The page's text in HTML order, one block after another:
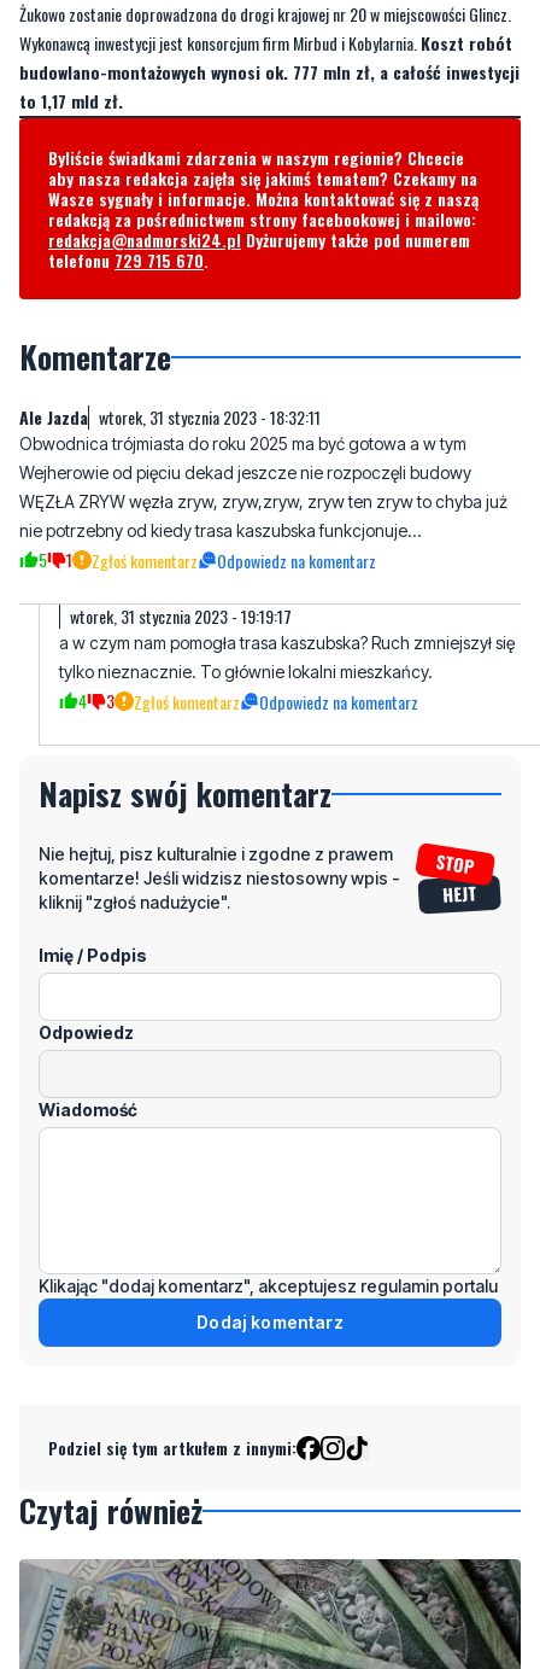
Żukowo zostanie doprowadzona do drogi krajowej nr 20 w miejscowości Glincz.
Wykonawcą inwestycji jest konsorcjum firm Mirbud i Kobylarnia.Koszt robót
budowlano-montażowych wynosi ok. 777 mln zł, a całość inwestycji
to 1,17 mld zł.
Byliście świadkami zdarzenia w naszym regionie? Chcecie
aby nasza redakcja zajęła się jakimś tematem? Czekamy na
Wasze sygnały i informacje. Można kontaktować się z naszą
redakcją za pośrednictwem strony facebookowej i mailowo:
redakcja@nadmorski24.pl Dyżurujemy także pod numerem
telefonu 729 715 670.
Komentarze
Ale Jazda wtorek, 31 stycznia 2023 - 18:32:11
Obwodnica trójmiasta do roku 2025 ma być gotowa a w tym
Wejherowie od pięciu dekad jeszcze nie rozpoczęli budowy
WĘZŁA ZRYW węzła zryw, zryw,zryw, zryw ten zryw to chyba już
nie potrzebny od kiedy trasa kaszubska funkcjonuje...
5 1 Zgłoś komentarz Odpowiedz na komentarz
wtorek, 31 stycznia 2023 - 19:19:17
a w czym nam pomogła trasa kaszubska? Ruch zmniejszył się
tylko nieznacznie. To głównie lokalni mieszkańcy.
4 3 Zgłoś komentarz Odpowiedz na komentarz
Napisz swój komentarz
Nie hejtuj, pisz kulturalnie i zgodne z prawem
komentarze! Jeśli widzisz niestosowny wpis -
kliknij "zgłoś nadużycie".
Imię / Podpis
Odpowiedz
Wiadomość
Klikając "dodaj komentarz", akceptujesz regulamin portalu
Dodaj komentarz
Podziel się tym artkułem z innymi:
Czytaj również